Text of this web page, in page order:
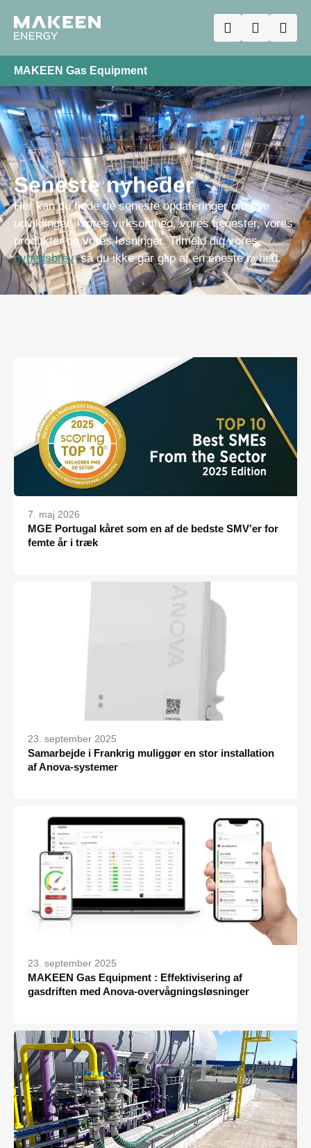
MAKEEN Gas Equipment
Seneste nyheder
Her kan du finde de seneste opdateringer om nye
udviklinger i vores virksomhed, vores tjenester, vores
produkter og vores løsninger. Tilmeld dig vores
nyhedsbrev, så du ikke går glip af en eneste nyhed.
7. maj 2026
MGE Portugal kåret som en af de bedste SMV’er for
femte år i træk
23. september 2025
Samarbejde i Frankrig muliggør en stor installation
af Anova-systemer
23. september 2025
MAKEEN Gas Equipment : Effektivisering af
gasdriften med Anova-overvågningsløsninger